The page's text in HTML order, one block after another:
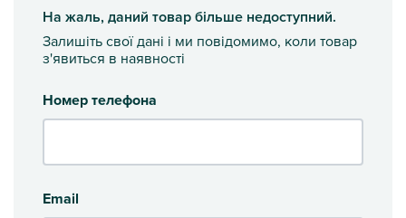
На жаль, даний товар більше недоступний.
Залишіть свої дані і ми повідомимо, коли товар
з'явиться в наявності
Номер телефона
Email